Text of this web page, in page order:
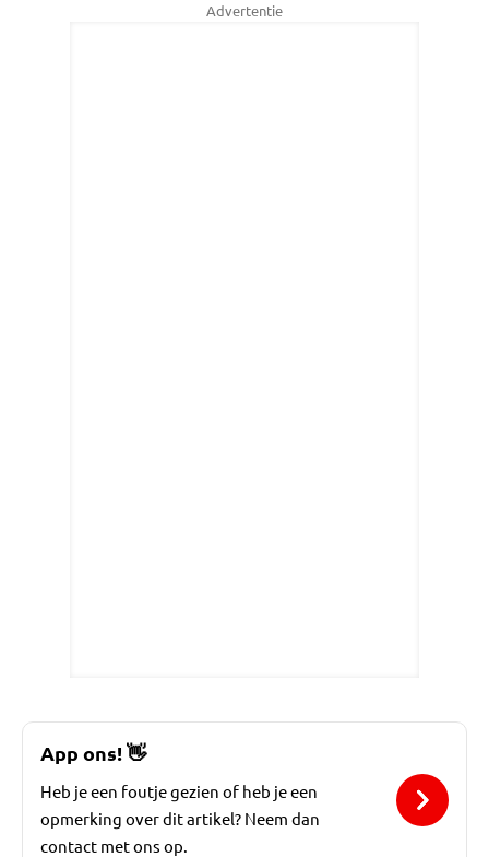
Advertentie
App ons!👋
Heb je een foutje gezien of heb je een
opmerking over dit artikel? Neem dan
contact met ons op.